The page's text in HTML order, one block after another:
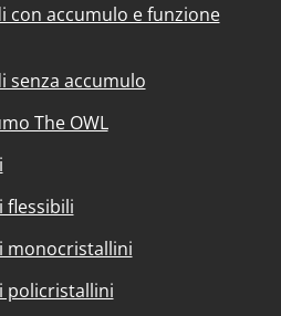
con accumulo e funzione
senza accumulo
The OWL
flessibili
monocristallini
policristallini